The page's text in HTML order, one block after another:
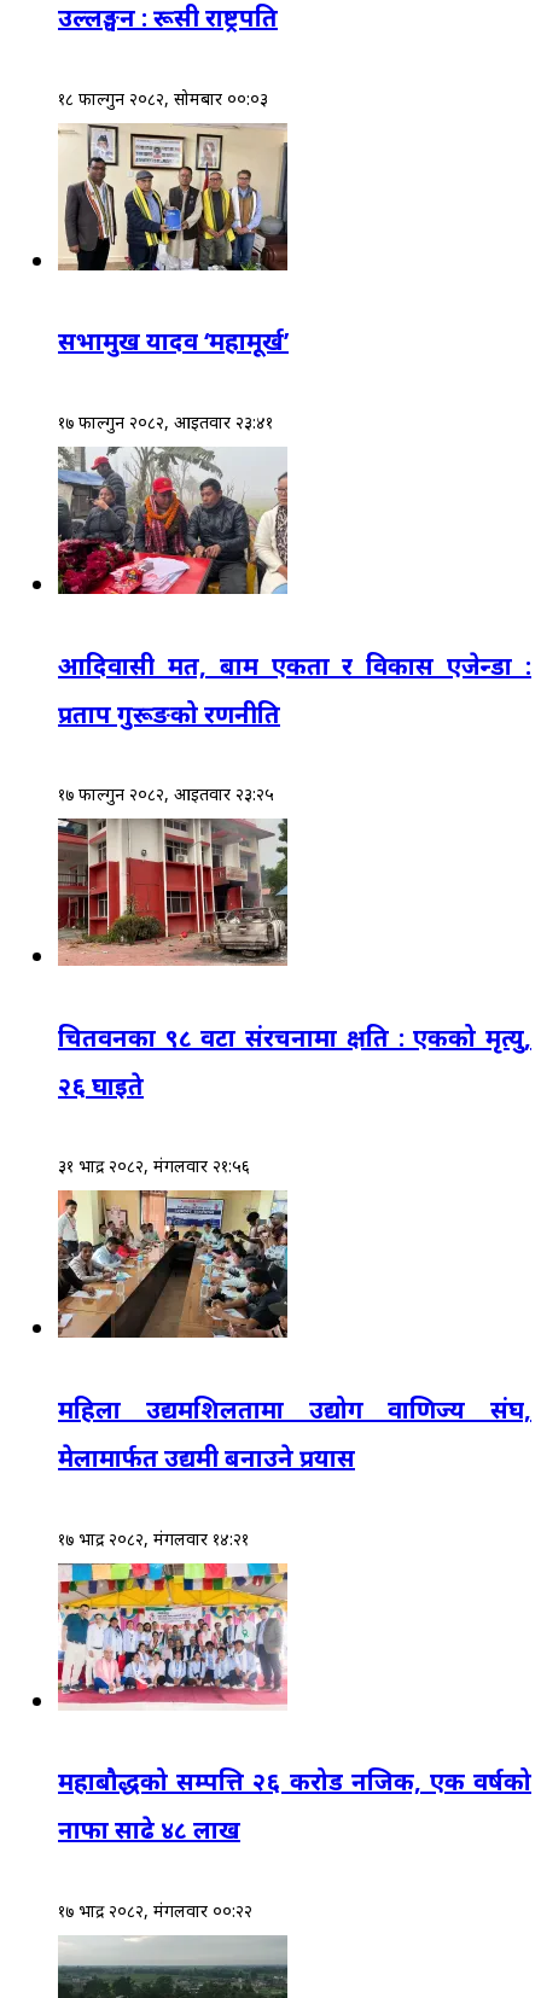
उल्लङ्घन : रूसी राष्ट्रपति
१८ फाल्गुन २०८२, सोमबार ००:०३
सभामुख यादव ‘महामूर्ख’
१७ फाल्गुन २०८२, आईतवार २३:४१
आदिवासी मत, बाम एकता र विकास एजेन्डा :
प्रताप गुरूङको रणनीति
१७ फाल्गुन २०८२, आईतवार २३:२५
चितवनका ९८ वटा संरचनामा क्षति : एकको मृत्यु,
२६ घाइते
३१ भाद्र २०८२, मंगलवार २१:५६
महिला उद्यमशिलतामा उद्योग वाणिज्य संघ,
मेलामार्फत उद्यमी बनाउने प्रयास
१७ भाद्र २०८२, मंगलवार १४:२१
महाबौद्धको सम्पत्ति २६ करोड नजिक, एक वर्षको
नाफा साढे ४८ लाख
१७ भाद्र २०८२, मंगलवार ००:२२